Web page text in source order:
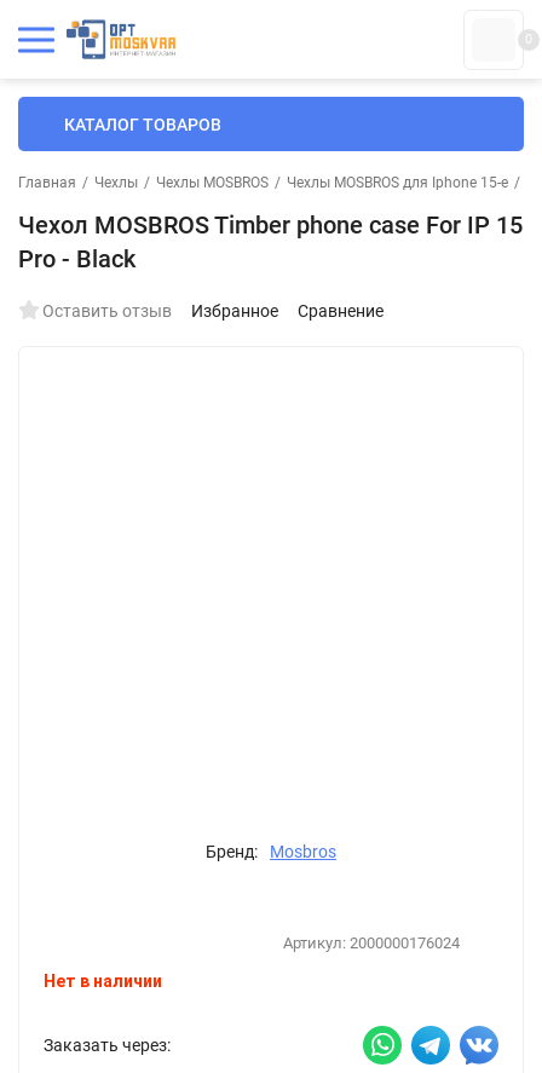
0
КАТАЛОГ ТОВАРОВ
Главная / Чехлы / Чехлы MOSBROS / Чехлы MOSBROS для Iphone 15-е /
Чехол MOSBROS Timber phone case For IP 15
Pro - Black
Оставить отзыв Избранное Сравнение
Бренд: Mosbros
Артикул: 2000000176024
Нет в наличии
Заказать через: